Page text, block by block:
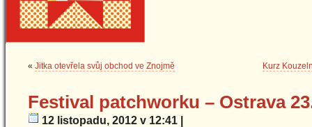
« Jitka otevřela svůj obchod ve Znojmě Kurz
Festival patchworku – Ostrava
12 listopadu, 2012 v 12:41 |